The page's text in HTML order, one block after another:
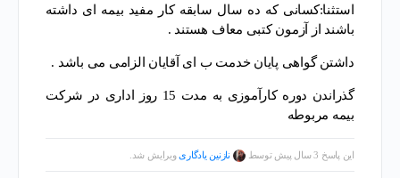
استثنا:کسانی که ده سال سابقه کار مفید بیمه ای داشته
باشند از آزمون کتبی معاف هستند .
داشتن گواهی پایان خدمت ب ای آقایان الزامی می باشد .
گذراندن دوره کارآموزی به مدت 15 روز اداری در شرکت
بیمه مربوطه
این پاسخ 3 سال پیش توسط نازنین یادگاریویرایش شد.